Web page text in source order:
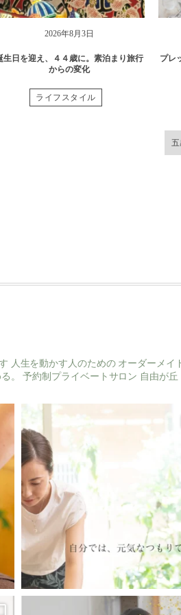
2026年8月3日
生日を迎え、４４歳に。素泊まり旅行
からの変化
ライフスタイル
プレ
五
人生を動かす人のためのオーダーメイ
。 予約制プライベートサロン 自由が丘